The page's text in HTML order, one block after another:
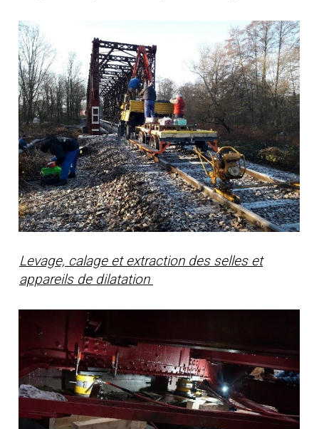
Levage, calage et extraction des selles et
appareils de dilatation